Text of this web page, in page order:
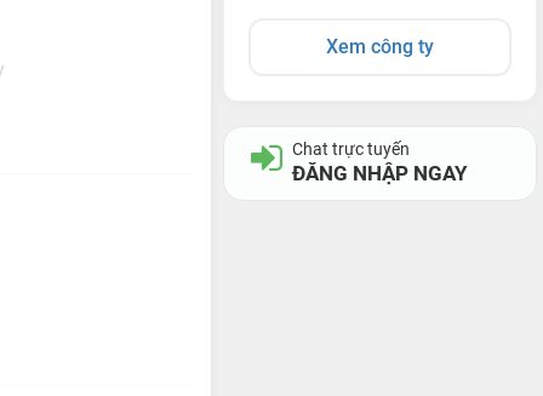
Xem công ty
Chat trực tuyến
ĐĂNG NHẬP NGAY